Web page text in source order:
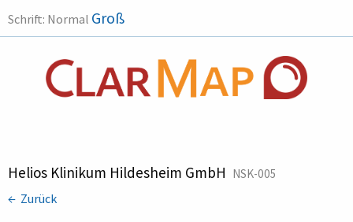
Schrift: Normal Groß
Helios Klinikum Hildesheim GmbH NSK-005
← Zurück